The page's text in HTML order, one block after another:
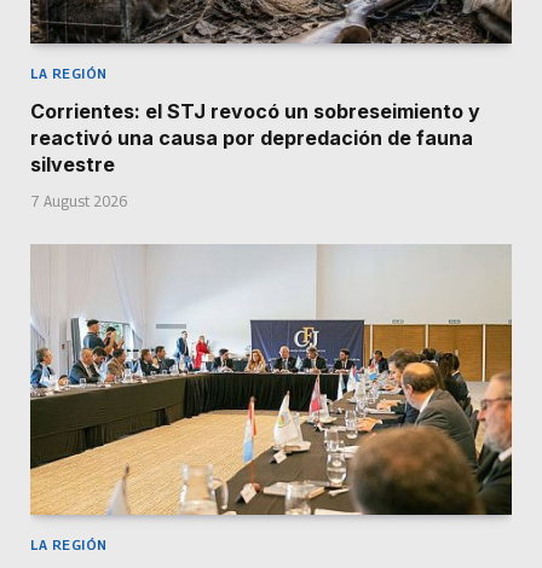
LA REGIÓN
Corrientes: el STJ revocó un sobreseimiento y
reactivó una causa por depredación de fauna
silvestre
7 August 2026
LA REGIÓN